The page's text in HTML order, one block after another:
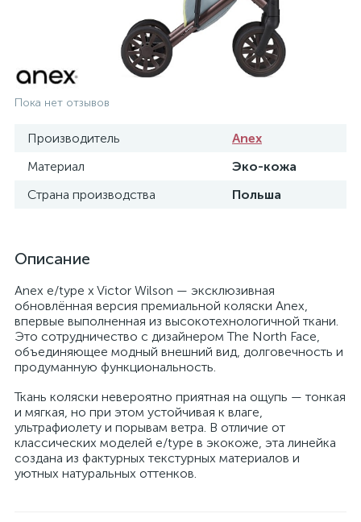
Пока нет отзывов
Производитель
Anex
Материал
Эко-кожа
Страна производства
Польша
Описание
Anex e/type x Victor Wilson — эксклюзивная
обновлённая версия премиальной коляски Anex,
впервые выполненная из высокотехнологичной ткани.
Это сотрудничество с дизайнером The North Face,
объединяющее модный внешний вид, долговечность и
продуманную функциональность.
Ткань коляски невероятно приятная на ощупь — тонкая
и мягкая, но при этом устойчивая к влаге,
ультрафиолету и порывам ветра. В отличие от
классических моделей e/type в экокоже, эта линейка
создана из фактурных текстурных материалов и
уютных натуральных оттенков.